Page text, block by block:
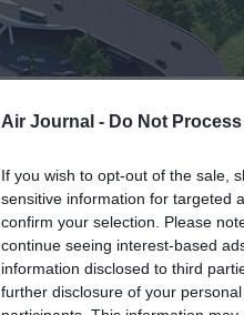
Air Journal - Do Not
If you wish to opt-out of the sale,
sensitive information for targeted
confirm your selection. Please
continue seeing interest-based
information disclosed to third
further disclosure of your
Vous avez apprécié
Soutenez-nous, faites un